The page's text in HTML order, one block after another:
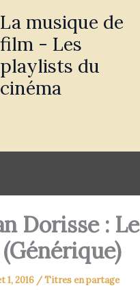
La musique de
film - Les
playlists du
cinéma
Dorisse : Le
1, 2016 /Titres en partage